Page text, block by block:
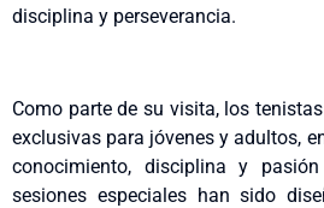
disciplina y perseverancia.
Como parte de su visita, los
exclusivas para jóvenes y adultos,
conocimiento, disciplina y
sesiones especiales han sido